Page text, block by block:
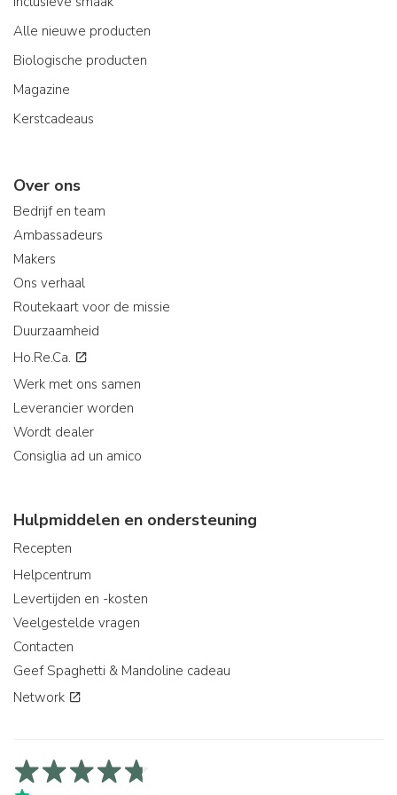
Alle nieuwe producten
Biologische producten
Magazine
Kerstcadeaus
Over ons
Bedrijf en team
Ambassadeurs
Makers
Ons verhaal
Routekaart voor de missie
Duurzaamheid
Ho.Re.Ca.
Werk met ons samen
Leverancier worden
Wordt dealer
Consiglia ad un amico
Hulpmiddelen en ondersteuning
Recepten
Helpcentrum
Levertijden en -kosten
Veelgestelde vragen
Contacten
Geef Spaghetti & Mandoline cadeau
Network